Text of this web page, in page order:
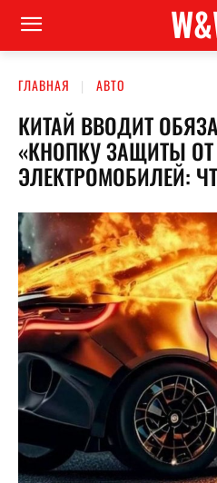
ГЛАВНАЯ АВТО
КИТАЙ ВВОДИТ
«КНОПКУ ЗАЩИТЫ
ЭЛЕКТРОМОБИЛЕЙ: